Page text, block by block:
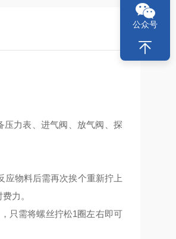
力表、进气阀、放气阀、探
应物料后需再次挨个重新拧上
力。
只需将螺丝拧松1圈左右即可
公众号